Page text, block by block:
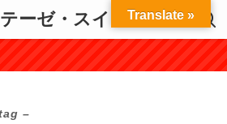
ーゼ・スイーツ
–
Translate »